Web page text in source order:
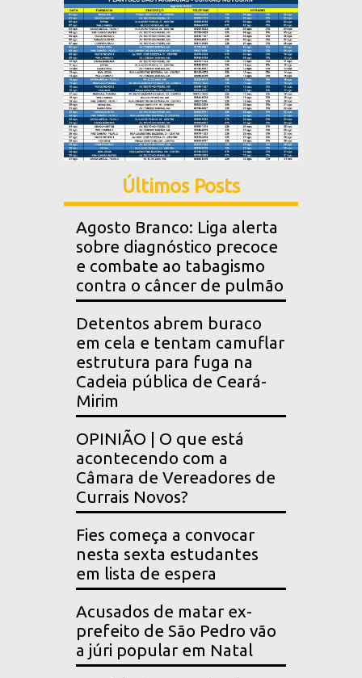
Últimos Posts
Agosto Branco: Liga alerta
sobre diagnóstico precoce
e combate ao tabagismo
contra o câncer de pulmão
Detentos abrem buraco
em cela e tentam camuflar
estrutura para fuga na
Cadeia pública de Ceará-
Mirim
OPINIÃO | O que está
acontecendo com a
Câmara de Vereadores de
Currais Novos?
Fies começa a convocar
nesta sexta estudantes
em lista de espera
Acusados de matar ex-
prefeito de São Pedro vão
a júri popular em Natal